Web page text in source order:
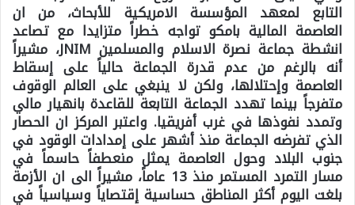
التابع لمعهد المؤسسة الامريكية للأبحاث، من ان
العاصمة المالية بامكو تواجه خطراً متزايدا مع تصاعد
انشطة جماعة نصرة الاسلام والمسلمين JNIM، مشيراً
أنه بالرغم من عدم قدرة الجماعة حالياً على إسقاط
العاصمة وإحتلالها، ولكن لا ينبغي على العالم الوقوف
متفرجاً بينما تهدد الجماعة التابعة للقاعدة بانهيار مالي
وتمدد نفوذها في غرب أفريقيا. واعتبر المركز ان الحصار
الذي تفرضه الجماعة منذ أشهر على إمدادات الوقود في
جنوب البلاد وحول العاصمة يمثل منعطفاً حاسماً في
مسار التمرد المستمر منذ 13 عاماً، مشيراً الى ان الأزمة
بلغت اليوم أكثر المناطق حساسية إقتصاياً وسياسياً في